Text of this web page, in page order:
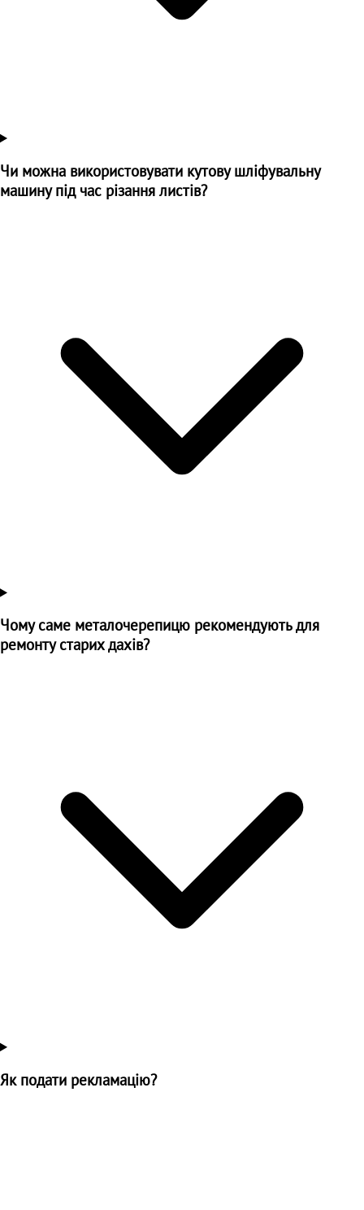
Чи можна використовувати кутову шліфувальну
машину під час різання листів?
Чому саме металочерепицю рекомендують для
ремонту старих дахів?
Як подати рекламацію?